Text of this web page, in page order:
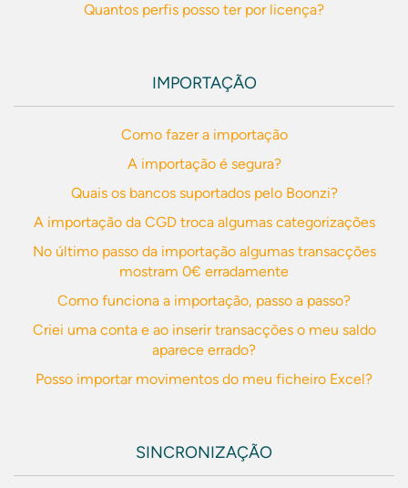
Quantos perfis posso ter por licença?
IMPORTAÇÃO
Como fazer a importação
A importação é segura?
Quais os bancos suportados pelo Boonzi?
A importação da CGD troca algumas categorizações
No último passo da importação algumas transacções
mostram 0€ erradamente
Como funciona a importação, passo a passo?
Criei uma conta e ao inserir transacções o meu saldo
aparece errado?
Posso importar movimentos do meu ficheiro Excel?
SINCRONIZAÇÃO